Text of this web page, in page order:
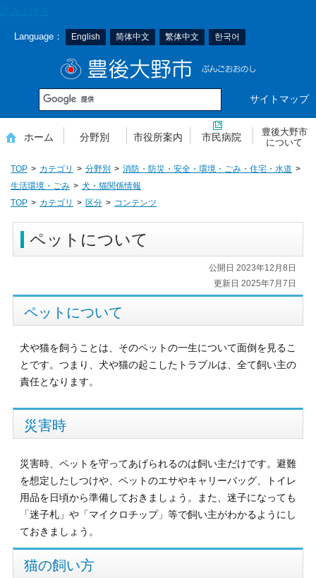
Language： English 简体中文 繁体中文 한국어
サイトマップ
ホーム 分野別 市役所案内 市民病院
豊後大野市
について
TOP カテゴリ 分野別
消防・防災・安全・環境・ごみ・住宅・水道
生活環境・ごみ
犬・猫関係情報
TOP
カテゴリ 区分 コンテンツ
ペットについて
公開日 2023年12月8日
更新日 2025年7月7日
ペットについて
犬や猫を飼うことは、そのペットの一生について面倒を見るこ
とです。つまり、犬や猫の起こしたトラブルは、全て飼い主の
責任となります。
災害時
災害時、ペットを守ってあげられるのは飼い主だけです。避難
を想定したしつけや、ペットのエサやキャリーバッグ、トイレ
用品を日頃から準備しておきましょう。また、迷子になっても
「迷子札」や「マイクロチップ」等で飼い主がわかるようにし
ておきましょう。
猫の飼い方